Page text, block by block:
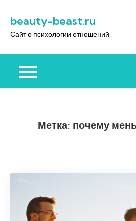
содержимому
beauty-beast.ru
Сайт о психологии отношений
Метка: почему